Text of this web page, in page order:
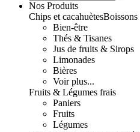
Nos Produits
Chips et cacahuètesBoissons
Bien-être
Thés & Tisanes
Jus de fruits & Sirops
Limonades
Bières
Voir plus...
Fruits & Légumes frais
Paniers
Fruits
Légumes